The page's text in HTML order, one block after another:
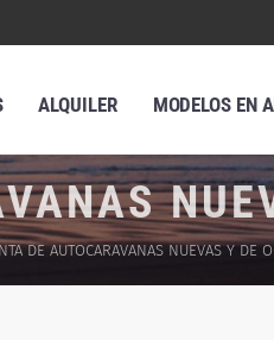
ALQUILER MODELOS EN
DE AUTOCARAVANAS NUEVAS Y DE